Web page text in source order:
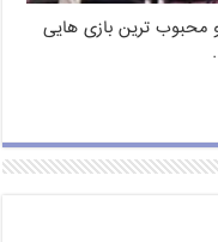
محبوب ترین بازی هایی